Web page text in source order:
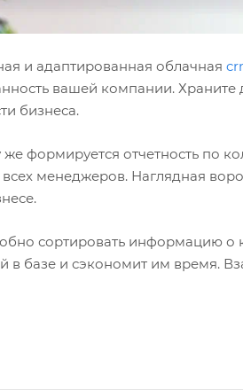
и адаптированная облачная
вашей компании.
бизнеса.
же формируется отчетность по
менеджеров. Наглядная
сортировать информацию о
в базе и сэкономит им время.